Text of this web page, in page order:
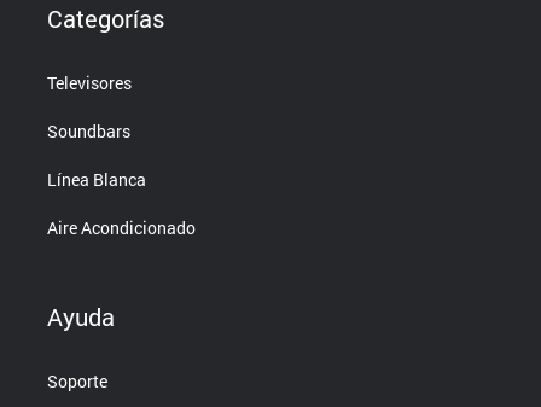
Categorías
Televisores
Soundbars
Línea Blanca
Aire Acondicionado
Ayuda
Soporte